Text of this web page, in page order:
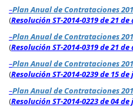
–Plan Anual de Contrataciones
(Resolución ST-2014-0319 de 21
–Plan Anual de Contrataciones
(Resolución ST-2014-0319 de 21
–Plan Anual de Contrataciones
(Resolución ST-2014-0239 de 15
–Plan Anual de Contrataciones
(Resolución ST-2014-0223 de 04